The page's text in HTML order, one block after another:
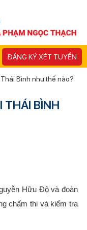
ĐĂNG KÝ XÉT TUYỂN
Bình như thế nào?
THÁI BÌNH
Hữu Độ và đoàn
chấm thi và kiểm tra